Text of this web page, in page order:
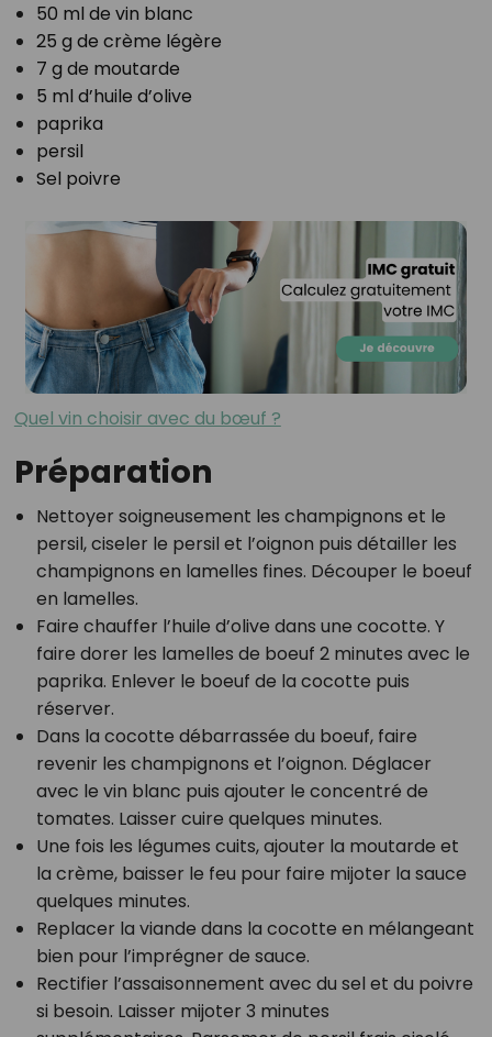
50 ml de vin blanc
25 g de crème légère
7 g de moutarde
5 ml d’huile d’olive
paprika
persil
Sel poivre
⁣Quel vin choisir avec du bœuf ?
Préparation
Nettoyer soigneusement les champignons et le
persil, ciseler le persil et l’oignon puis détailler les
champignons en lamelles fines. Découper le boeuf
en lamelles.⁣
Faire chauffer l’huile d’olive dans une cocotte. Y
faire dorer les lamelles de boeuf 2 minutes avec le
paprika. Enlever le boeuf de la cocotte puis
réserver.⁣
Dans la cocotte débarrassée du boeuf, faire
revenir les champignons et l’oignon. Déglacer
avec le vin blanc puis ajouter le concentré de
tomates. Laisser cuire quelques minutes.⁣
Une fois les légumes cuits, ajouter la moutarde et
la crème, baisser le feu pour faire mijoter la sauce
quelques minutes.⁣
Replacer la viande dans la cocotte en mélangeant
bien pour l’imprégner de sauce.⁣
Rectifier l’assaisonnement avec du sel et du poivre
si besoin. Laisser mijoter 3 minutes